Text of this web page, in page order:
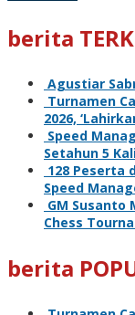
berita
Agustiar
Turnamen
2026,
Speed
Setahun 5
128 Peserta
Speed
GM Susanto
Chess
berita